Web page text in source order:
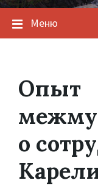
Меню
Опыт
о